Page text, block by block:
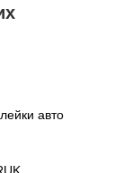
авто